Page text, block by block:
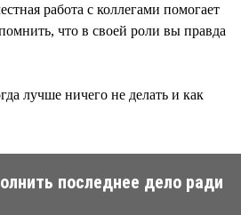
работа с коллегами помогает
что в своей роли вы правда
лучше ничего не делать и как
последнее дело ради